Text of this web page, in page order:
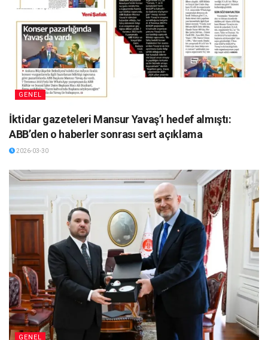
GENEL
İktidar gazeteleri Mansur Yavaş’ı hedef almıştı:
ABB’den o haberler sonrası sert açıklama
2026-03-30
GENEL